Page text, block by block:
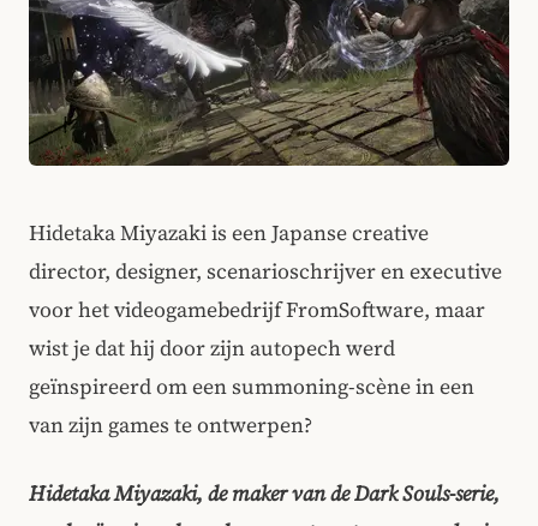
Hidetaka Miyazaki is een Japanse creative
director, designer, scenarioschrijver en executive
voor het videogamebedrijf FromSoftware, maar
wist je dat hij door zijn autopech werd
geïnspireerd om een ​​summoning-scène in een
van zijn games te ontwerpen?
Hidetaka Miyazaki, de maker van de Dark Souls-serie,